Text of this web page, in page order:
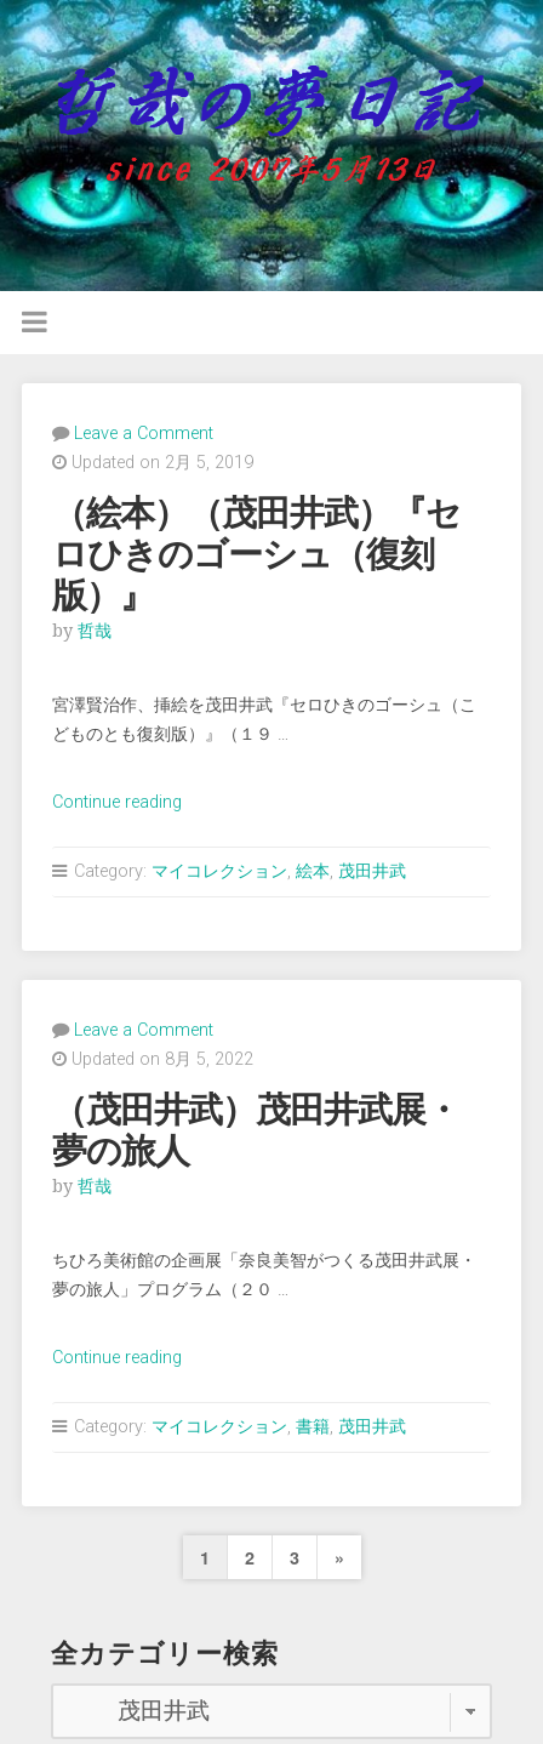
Leave a Comment
Updated on 2月 5, 2019
（絵本）（茂田井武）『セ
ロひきのゴーシュ（復刻
版）』
by 哲哉
宮澤賢治作、挿絵を茂田井武『セロひきのゴーシュ（こ
どものとも復刻版）』（１９ …
Continue reading“（絵
（茂
武）
『セ
ひ
き
の
ゴ
ー
刻
版）』”
Category: マイコレクション, 絵本, 茂田井武
Leave a Comment
Updated on 8月 5, 2022
（茂田井武）茂田井武展・
夢の旅人
by 哲哉
ちひろ美術館の企画展「奈良美智がつくる茂田井武展・
夢の旅人」プログラム（２０ …
Continue reading“（茂
井
田
の
人”
Category: マイコレクション, 書籍, 茂田井武
投
の
ペ
ー
1 2 3
Next
»
全カテゴリー検索